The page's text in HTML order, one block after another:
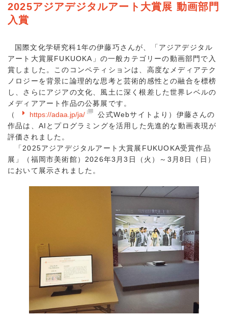
2025アジアデジタルアート大賞展 動画部門
入賞
国際文化学研究科1年の伊藤巧さんが、「アジアデジタル
アート大賞展FUKUOKA」の一般カテゴリーの動画部門で入
賞しました。このコンペティションは、高度なメディアテク
ノロジーを背景に論理的な思考と芸術的感性との融合を標榜
し、さらにアジアの文化、風土に深く根差した世界レベルの
メディアアート作品の公募展です。
（
https://adaa.jp/ja/
公式Webサイトより）伊藤さんの
作品は、AIとプログラミングを活用した先進的な動画表現が
評価されました。
「2025アジアデジタルアート大賞展FUKUOKA受賞作品
展」（福岡市美術館）2026年3月3日（火）～3月8日（日）
において展示されました。